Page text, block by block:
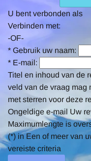
U bent verbonden als
Verbinden met:
-OF-
* Gebruik uw naam:
* E-mail:
Titel en inhoud van de
veld van de vraag mag
met sterren voor deze
Ongeldige e-mail Uw
Maximumlengte is
(*) in Een of meer van
vereiste criteria